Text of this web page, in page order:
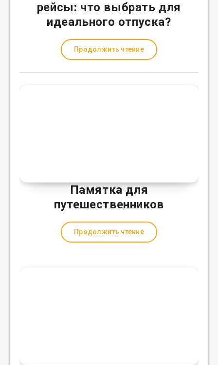
рейсы: что выбрать для
идеального отпуска?
Продолжить чтение
Памятка для
путешественников
Продолжить чтение